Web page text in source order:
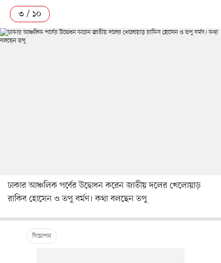
৩ / ১০
ঢাকার আঞ্চলিক পর্বের উদ্বোধন করেন জাতীয় দলের খেলোয়াড়
রাকিব হোসেন ও তপু বর্মণ। কথা বলছেন তপু